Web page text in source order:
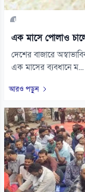
এক মাসে পোলাও
দেশের বাজারে
এক মাসের ব্যবধানে ম...
আরও পড়ুন